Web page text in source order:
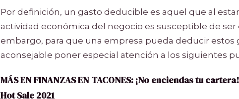
Por definición, un gasto deducible es aquel que al
actividad económica del negocio es susceptible de
embargo, para que una empresa pueda deducir estos
aconsejable poner especial atención a los siguientes
MÁS EN FINANZAS EN TACONES: ¡No enciendas tu
Hot Sale 2021